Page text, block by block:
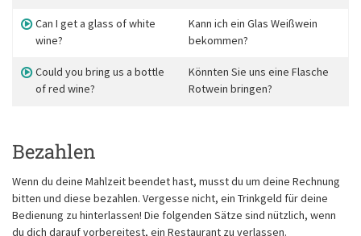
Can I get a glass of white
wine?
Kann ich ein Glas Weißwein
bekommen?
Could you bring us a bottle
of red wine?
Könnten Sie uns eine Flasche
Rotwein bringen?
Bezahlen
Wenn du deine Mahlzeit beendet hast, musst du um deine Rechnung
bitten und diese bezahlen. Vergesse nicht, ein Trinkgeld für deine
Bedienung zu hinterlassen! Die folgenden Sätze sind nützlich, wenn
du dich darauf vorbereitest, ein Restaurant zu verlassen.